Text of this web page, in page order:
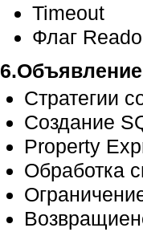
Timeout
Флаг
Стратегии
Cоздание
Property
Обработка